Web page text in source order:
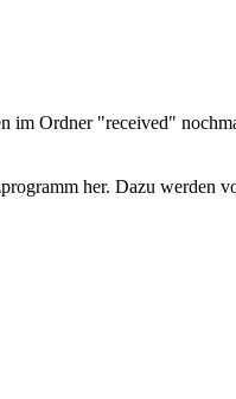
im Ordner "received"
her. Dazu werden